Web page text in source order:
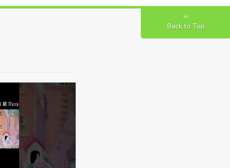
Back to Top